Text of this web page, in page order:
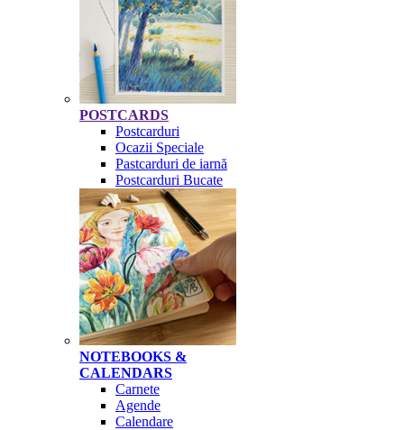
POSTCARDS
Postcarduri
Ocazii Speciale
Pastcarduri de iarnă
Postcarduri Bucate
NOTEBOOKS &
CALENDARS
Carnete
Agende
Calendare